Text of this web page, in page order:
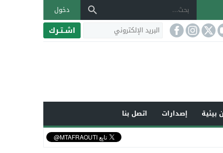
دخول
اشـتـرك
بيئية إصدارات اتصل بنا